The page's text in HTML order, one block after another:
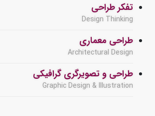
تفکر طراحی
Design Thinking
طراحی معماری
Architectural Design
طراحی و تصویرگری گرافیکی
Graphic Design & Illustration